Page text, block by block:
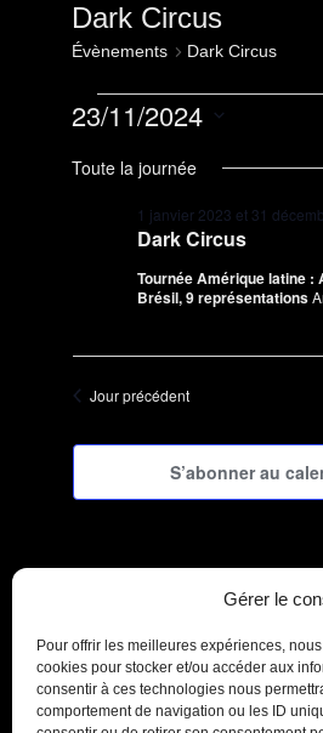
Gérer le
Pour offrir les meilleures expériences,
cookies pour stocker et/ou accéder aux
consentir à ces technologies nous
comportement de navigation ou les ID
Dark Circus
Évènements Dark Circus
for
2024
23/11/2024
une
date.
Toute la journée
Dark Circus
1 janvier 2023 et 31
Tournée Amérique latine :
Brésil, 9 représentations
Jour précédent
S’abonner au